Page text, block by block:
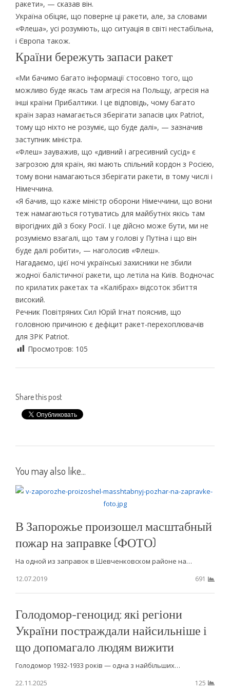
ракети», — сказав він.
Україна обіцяє, що поверне ці ракети, але, за словами
«Флеша», усі розуміють, що ситуація в світі нестабільна,
і Європа також.
Країни бережуть запаси ракет
«Ми бачимо багато інформації стосовно того, що
можливо буде якась там агресія на Польщу, агресія на
інші країни Прибалтики. І це відповідь, чому багато
країн зараз намагається зберігати запасів цих Patriot,
тому що ніхто не розуміє, що буде далі», — зазначив
заступник міністра.
«Флеш» зауважив, що «дивний і агресивний сусід» є
загрозою для країн, які мають спільний кордон з Росією,
тому вони намагаються зберігати ракети, в тому числі і
Німеччина.
«Я бачив, що каже міністр оборони Німеччини, що вони
теж намагаються готуватись для майбутніх якісь там
вірогідних дій з боку Росії. І це дійсно може бути, ми не
розуміємо взагалі, що там у голові у Путіна і що він
буде далі робити», — наголосив «Флеш».
Нагадаємо, цієї ночі українські захисники не збили
жодної балістичної ракети, що летіла на Київ. Водночас
по крилатих ракетах та «Калібрах» відсоток збиття
високий.
Речник Повітряних Сил Юрій Ігнат пояснив, що
головною причиною є дефіцит ракет-перехоплювачів
для ЗРК Patriot.
Просмотров: 105
Share this post
You may also like...
В Запорожье произошел масштабный
пожар на заправке (ФОТО)
На одной из заправок в Шевченковском районе на…
12.07.2019
691
Голодомор-геноцид: які регіони
України постраждали найсильніше і
що допомагало людям вижити
Голодомор 1932-1933 років — одна з найбільших…
22.11.2025
125